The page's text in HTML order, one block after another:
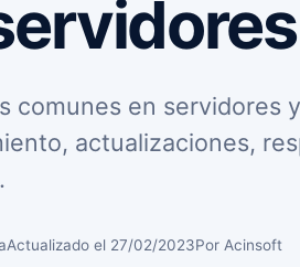
comunes en servidores
actualizaciones,
Actualizado el 27/02/2023Por Acinsoft